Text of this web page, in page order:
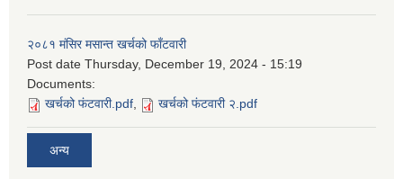
२०८१ मंसिर मसान्त खर्चको फाँटवारी
Post date Thursday, December 19, 2024 - 15:19
Documents:
खर्चको फंटवारी.pdf, खर्चको फंटवारी २.pdf
अन्य